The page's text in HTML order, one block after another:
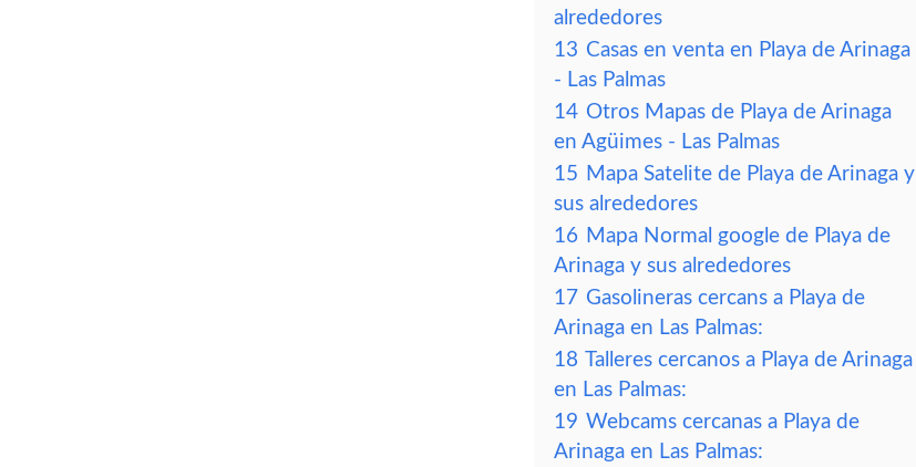
alrededores
13 Casas en venta en Playa de Arinaga
- Las Palmas
14 Otros Mapas de Playa de Arinaga
en Agüimes - Las Palmas
15 Mapa Satelite de Playa de Arinaga y
sus alrededores
16 Mapa Normal google de Playa de
Arinaga y sus alrededores
17 Gasolineras cercans a Playa de
Arinaga en Las Palmas:
18 Talleres cercanos a Playa de Arinaga
en Las Palmas:
19 Webcams cercanas a Playa de
Arinaga en Las Palmas: